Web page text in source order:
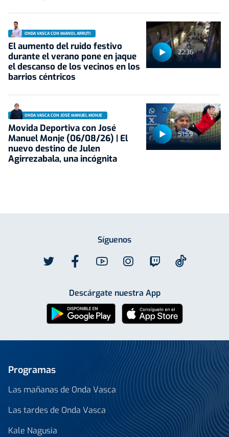
22:36
ONDA VASCA CON IMANOL ARRUTI
El aumento del ruido festivo
durante el verano pone en jaque
el descanso de los vecinos en los
barrios céntricos
51:59
ONDA VASCA CON JOSÉ MANUEL MONJE
Movida Deportiva con José
Manuel Monje (06/08/26) | El
nuevo destino de Julen
Agirrezabala, una incógnita
Síguenos
Descárgate nuestra App
Programas
Las mañanas de Onda Vasca
Las tardes de Onda Vasca
Kale Nagusia